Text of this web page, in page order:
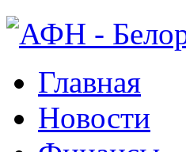
Главная
Новости